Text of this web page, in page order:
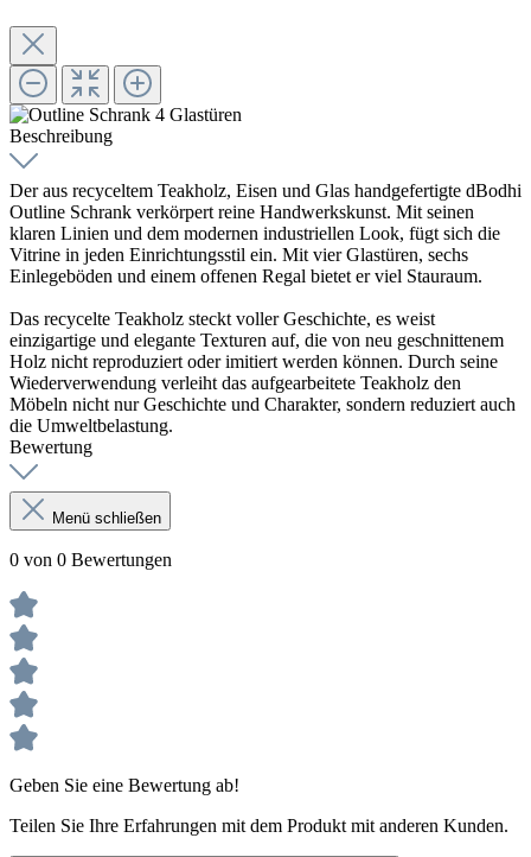
Beschreibung
Der aus recyceltem Teakholz, Eisen und Glas handgefertigte dBodhi
Outline Schrank verkörpert reine Handwerkskunst. Mit seinen
klaren Linien und dem modernen industriellen Look, fügt sich die
Vitrine in jeden Einrichtungsstil ein. Mit vier Glastüren, sechs
Einlegeböden und einem offenen Regal bietet er viel Stauraum.
Das recycelte Teakholz steckt voller Geschichte, es weist
einzigartige und elegante Texturen auf, die von neu geschnittenem
Holz nicht reproduziert oder imitiert werden können. Durch seine
Wiederverwendung verleiht das aufgearbeitete Teakholz den
Möbeln nicht nur Geschichte und Charakter, sondern reduziert auch
die Umweltbelastung.
Bewertung
Menü schließen
0 von 0 Bewertungen
Geben Sie eine Bewertung ab!
Teilen Sie Ihre Erfahrungen mit dem Produkt mit anderen Kunden.